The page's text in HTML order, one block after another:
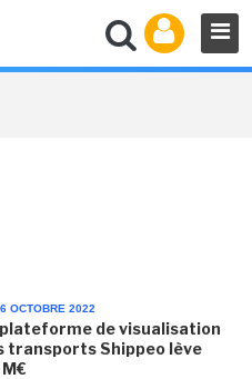
OCTOBRE 2022
de visualisation
transports Shippeo lève